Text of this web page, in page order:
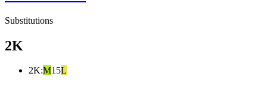
Substitutions
2K
2K:M15L